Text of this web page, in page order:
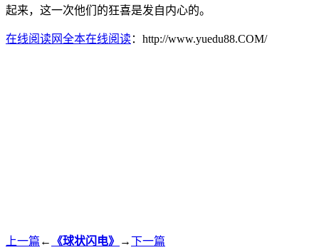
起来，这一次他们的狂喜是发自内心的。
在线阅读网全本在线阅读：http://www.yuedu88.COM/
上一篇 ← 《球状闪电》 →下一篇